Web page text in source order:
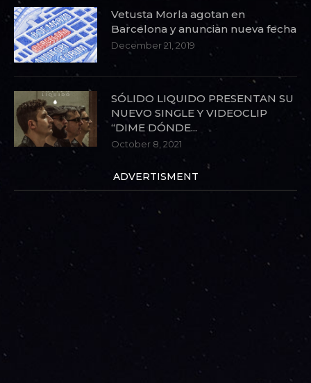
Vetusta Morla agotan en
Barcelona y anuncian nueva fecha
December 21, 2019
SÓLIDO LIQUIDO PRESENTAN SU
NUEVO SINGLE Y VIDEOCLIP
“DIME DÓNDE...
October 8, 2021
ADVERTISMENT